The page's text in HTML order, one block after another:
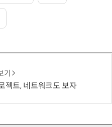
기
젝트, 네트워크도 보자